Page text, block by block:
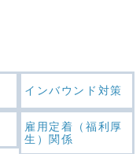
インバウンド対策
雇用定着（福利厚
生）関係